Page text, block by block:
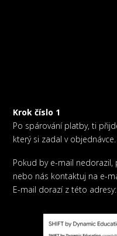
Krok číslo 1
Po spárování platby, ti
který si zadal v objednávce.
Pokud by e-mail nedorazil,
nebo nás kontaktuj na e-
E-mail dorazí z této adresy: